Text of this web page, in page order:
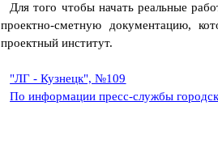
Для того чтобы начать реальные
проектно-сметную документацию,
проектный институт.
"ЛГ - Кузнецк", №109
По информации пресс-службы